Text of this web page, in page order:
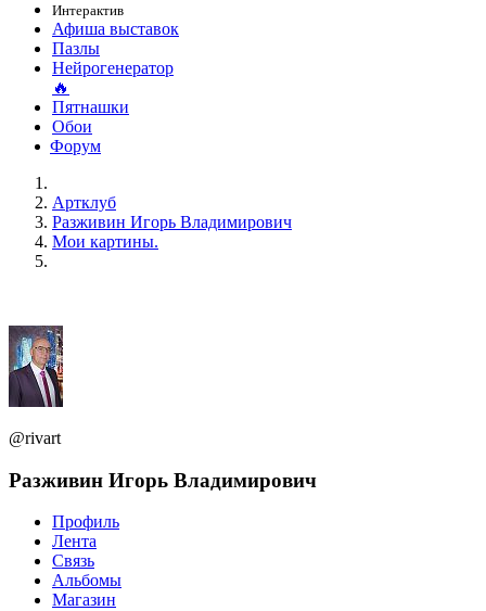
Интерактив
Афиша выставок
Пазлы
Нейрогенератор
🔥
Пятнашки
Обои
Форум
Артклуб
Разживин Игорь Владимирович
Мои картины.
@rivart
Разживин Игорь Владимирович
Профиль
Лента
Связь
Альбомы
Магазин